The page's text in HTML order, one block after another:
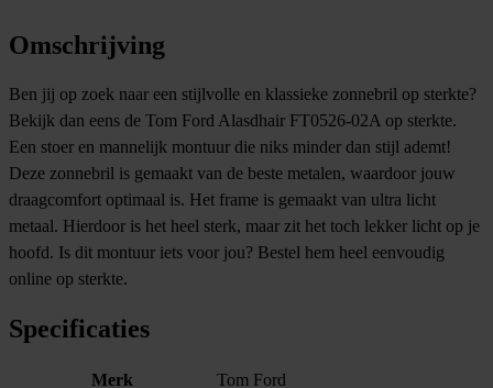
Omschrijving
Ben jij op zoek naar een stijlvolle en klassieke zonnebril op sterkte?
Bekijk dan eens de Tom Ford Alasdhair FT0526-02A op sterkte.
Een stoer en mannelijk montuur die niks minder dan stijl ademt!
Deze zonnebril is gemaakt van de beste metalen, waardoor jouw
draagcomfort optimaal is. Het frame is gemaakt van ultra licht
metaal. Hierdoor is het heel sterk, maar zit het toch lekker licht op je
hoofd. Is dit montuur iets voor jou? Bestel hem heel eenvoudig
online op sterkte.
Specificaties
Merk
Tom Ford